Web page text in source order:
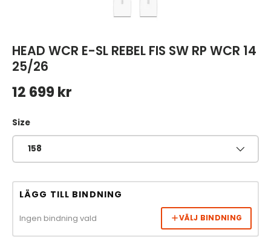
HEAD WCR E-SL REBEL FIS SW RP WCR 14
25/26
Ordinarie pris
12 699 kr
Size
158
LÄGG TILL BINDNING
Ingen bindning vald VÄLJ BINDNING